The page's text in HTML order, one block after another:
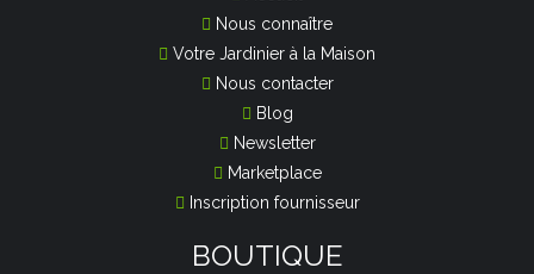
Nous connaître
Votre Jardinier à la Maison
Nous contacter
Blog
Newsletter
Marketplace
Inscription fournisseur
BOUTIQUE